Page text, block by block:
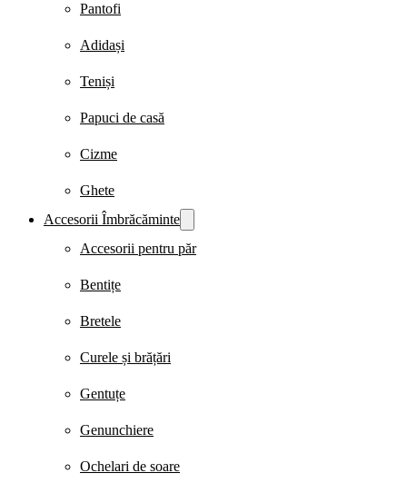
Pantofi
Adidași
Teniși
Papuci de casă
Cizme
Ghete
Accesorii Îmbrăcăminte
Accesorii pentru păr
Bentițe
Bretele
Curele și brățări
Gentuțe
Genunchiere
Ochelari de soare